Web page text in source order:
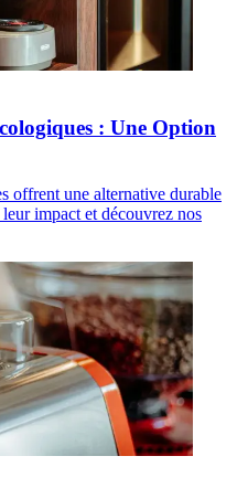
: Une Option
offrent une alternative durable
impact et découvrez nos